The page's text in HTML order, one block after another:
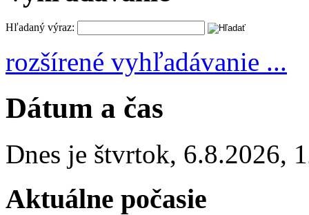
Hľadaný výraz:
rozšírené vyhľadávanie ...
Dátum a čas
Dnes je štvrtok, 6.8.2026,
Aktuálne počasie